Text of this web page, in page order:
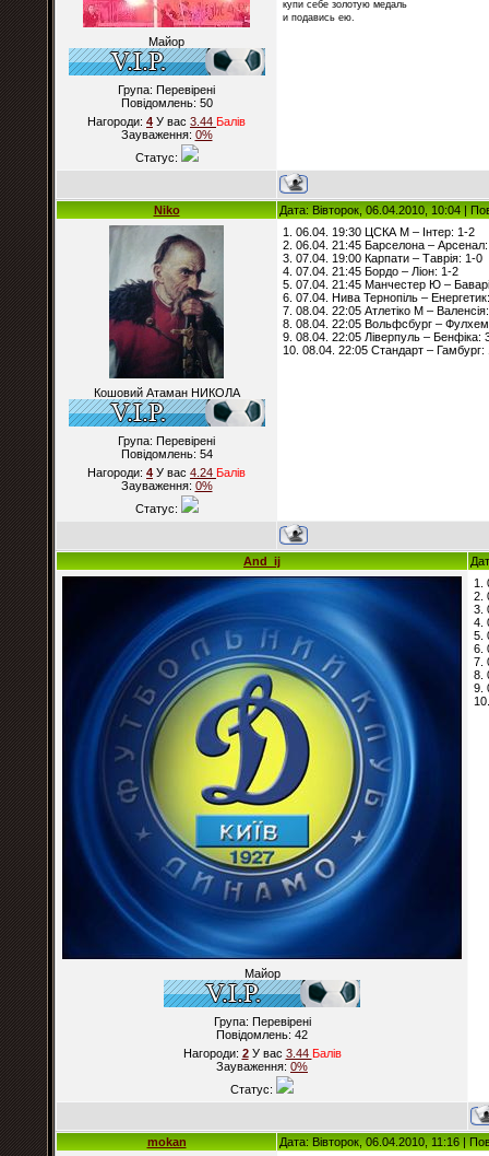
Майор
Група: Перевірені
Повідомлень: 50
Нагороди: 4 У вас 3.44 Балiв
Зауваження: 0%
Статус:
купи себе золотую медаль
и подавись ею.
Niko Дата: Вівторок, 06.04.2010, 10:04 |
Кошовий Атаман НИКОЛА
Група: Перевірені
Повідомлень: 54
Нагороди: 4 У вас 4.24 Балiв
Зауваження: 0%
Статус:
1. 06.04. 19:30 ЦСКА М – Інтер: 1-2
2. 06.04. 21:45 Барселона –
3. 07.04. 19:00 Карпати – Таврія: 1-0
4. 07.04. 21:45 Бордо – Ліон: 1-2
5. 07.04. 21:45 Манчестер Ю –
6. 07.04. Нива Тернопіль –
7. 08.04. 22:05 Атлетіко М –
8. 08.04. 22:05 Вольфсбург –
9. 08.04. 22:05 Ліверпуль – Бенфіка:
10. 08.04. 22:05 Стандарт – Гамбург:
And_ij
Майор
Група: Перевірені
Повідомлень: 42
Нагороди: 2У вас 3.44 Балiв
Зауваження: 0%
Статус:
1.
2.
3.
4.
5.
6.
7.
8.
9.
mokan Дата: Вівторок, 06.04.2010, 11:16 |